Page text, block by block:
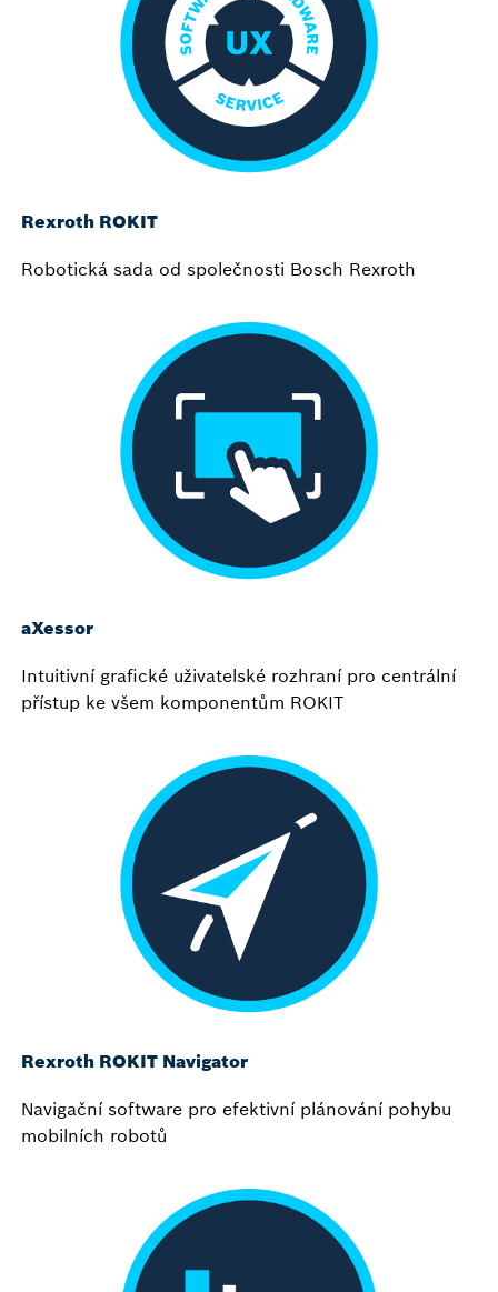
Rexroth ROKIT
Robotická sada od společnosti Bosch Rexroth
aXessor
Intuitivní grafické uživatelské rozhraní pro centrální
přístup ke všem komponentům ROKIT
Rexroth ROKIT Navigator
Navigační software pro efektivní plánování pohybu
mobilních robotů